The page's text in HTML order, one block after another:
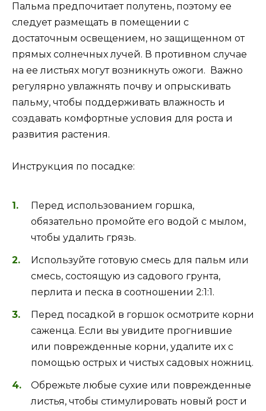
Пальма предпочитает полутень, поэтому ее
следует размещать в помещении с
достаточным освещением, но защищенном от
прямых солнечных лучей. В противном случае
на ее листьях могут возникнуть ожоги. Важно
регулярно увлажнять почву и опрыскивать
пальму, чтобы поддерживать влажность и
создавать комфортные условия для роста и
развития растения.
Инструкция по посадке:
Перед использованием горшка,
обязательно промойте его водой с мылом,
чтобы удалить грязь.
Используйте готовую смесь для пальм или
смесь, состоящую из садового грунта,
перлита и песка в соотношении 2:1:1.
Перед посадкой в горшок осмотрите корни
саженца. Если вы увидите прогнившие
или поврежденные корни, удалите их с
помощью острых и чистых садовых ножниц.
Обрежьте любые сухие или поврежденные
листья, чтобы стимулировать новый рост и